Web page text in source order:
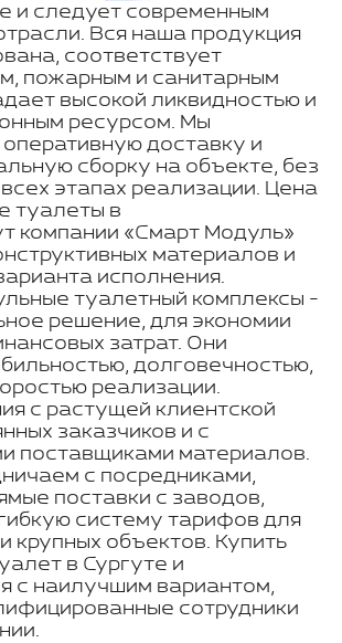
и следует современным
Вся наша продукция
соответствует
пожарным и санитарным
высокой ликвидностью и
ресурсом. Мы
доставку и
сборку на объекте, без
этапах реализации. Цена
туалеты в
компании «Смарт Модуль»
материалов и
исполнения.
туалетный комплексы -
решение, для экономии
затрат. Они
долговечностью,
реализации.
с растущей клиентской
заказчиков и с
поставщиками материалов.
с посредниками,
поставки с заводов,
систему тарифов для
крупных объектов. Купить
в Сургуте и
с наилучшим вариантом,
сотрудники